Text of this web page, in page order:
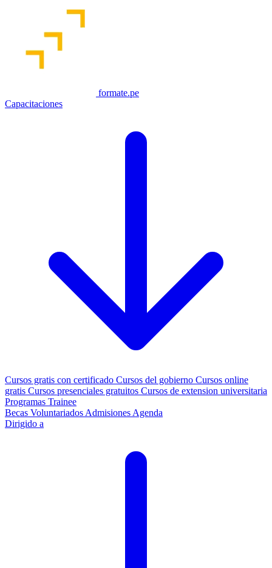
formate.pe
Capacitaciones
Cursos gratis con certificado Cursos del gobierno Cursos online
gratis Cursos presenciales gratuitos Cursos de extension universitaria
Programas Trainee
Becas Voluntariados Admisiones Agenda
Dirigido a